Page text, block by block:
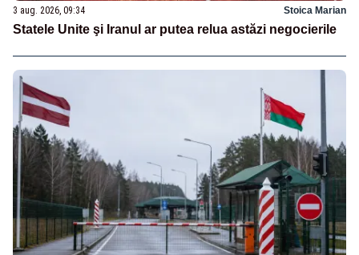
3 aug. 2026, 09:34 Stoica Marian
Statele Unite şi Iranul ar putea relua astăzi negocierile